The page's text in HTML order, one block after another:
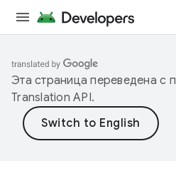
Эта страница переведена с
Translation API.